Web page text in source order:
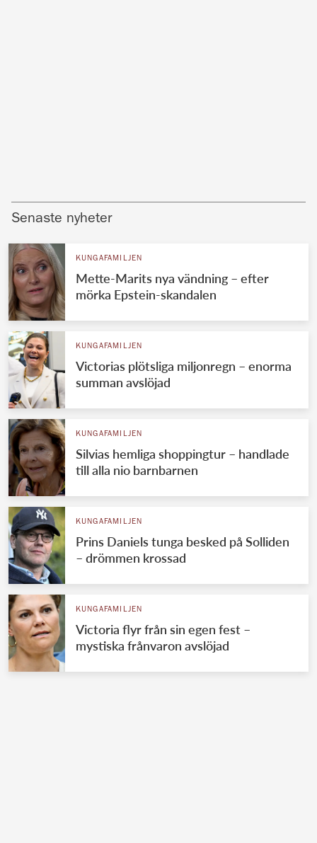
Senaste nyheter
KUNGAFAMILJEN
Mette-Marits nya vändning – efter
mörka Epstein-skandalen
KUNGAFAMILJEN
Victorias plötsliga miljonregn – enorma
summan avslöjad
KUNGAFAMILJEN
Silvias hemliga shoppingtur – handlade
till alla nio barnbarnen
KUNGAFAMILJEN
Prins Daniels tunga besked på Solliden
– drömmen krossad
KUNGAFAMILJEN
Victoria flyr från sin egen fest –
mystiska frånvaron avslöjad